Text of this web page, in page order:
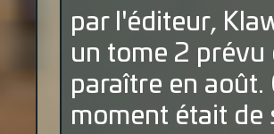
par l'éditeur,
un tome 2 prévu
paraître en août.
moment était de